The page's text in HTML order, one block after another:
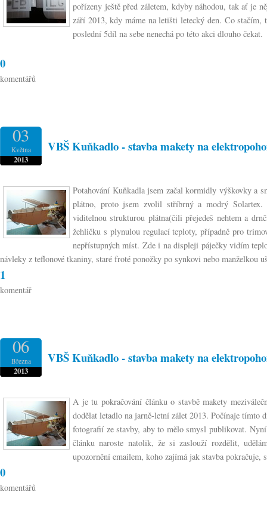
pořízeny ještě před záletem, kdyby náhodou, tak ať je
září 2013, kdy máme na letišti letecký den. Co
poslední 5díl na sebe nenechá po této akci dlouho čekat.
0
komentářů
03
Května
2013
VBŠ Kuňkadlo - stavba makety na
Potahování Kuňkadla jsem začal kormidly výškovky a
plátno, proto jsem zvolil stříbrný a modrý
viditelnou strukturou plátna(čili přejedeš nehtem a
žehličku s plynulou regulací teploty, případně pro
nepřístupných míst. Zde i na displeji páječky vidím
návleky z teflonové tkaniny, staré froté ponožky po synkovi nebo manželkou
1
komentář
06
Března
2013
VBŠ Kuňkadlo - stavba makety na
A je tu pokračování článku o stavbě makety
dodělat letadlo na jarně-letní zálet 2013. Počínaje
fotografií ze stavby, aby to mělo smysl publikovat.
článku naroste natolik, že si zaslouží rozdělit,
upozornění emailem, koho zajímá jak stavba pokračuje,
0
komentářů